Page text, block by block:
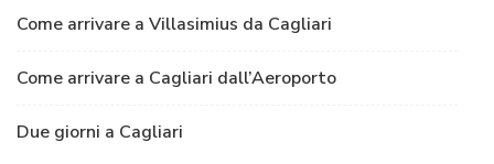
Come arrivare a Villasimius da Cagliari
Come arrivare a Cagliari dall’Aeroporto
Due giorni a Cagliari